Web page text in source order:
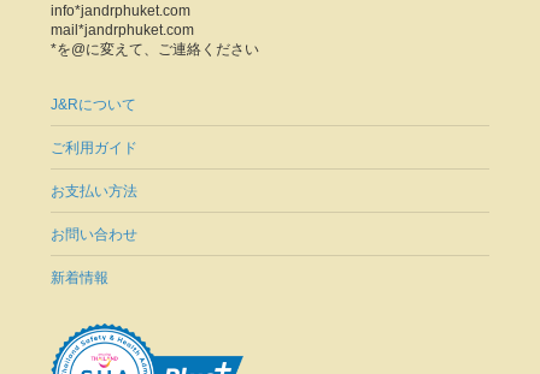
info*jandrphuket.com
mail*jandrphuket.com
*を@に変えて、ご連絡ください
J&Rについて
ご利用ガイド
お支払い方法
お問い合わせ
新着情報